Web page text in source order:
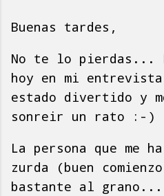
Buenas tardes,
No te lo pierdas...
hoy en mi
estado divertido y
sonreir un rato :-)
La persona que me
zurda (buen
bastante al grano...